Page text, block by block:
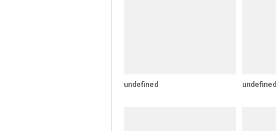
undefined undefined